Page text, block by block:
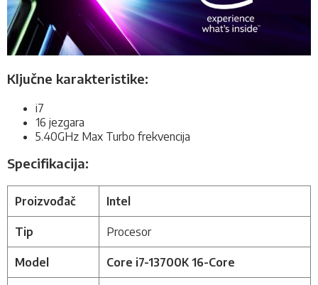
Ključne karakteristike:
i7
16 jezgara
5.40GHz Max Turbo frekvencija
Specifikacija:
Proizvođač Intel
Tip Procesor
Model Core i7-13700K 16-Core